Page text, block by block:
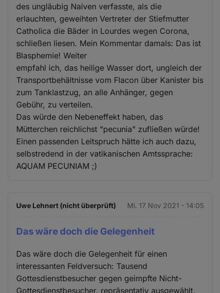
des ungläubig Naiven verfasste, als die
erlauchten, geweihten Vertreter der Stiefmutter
Catholica die Bäder in Lourdes wegen Corona,
schließen liesen. Mein Kommentar damals: Das ist
Blasphemie! Weiter
empfahl ich, das heilige Wasser dort, ungleich der
Transportbehältnisse vom Flacon über Kanister bis
zum Tanklastzug, an alle Anhänger, gegen
Gebühr, zu verteilen.
Das würde den Nebeneffekt haben, das
Mütterchen reichlichst "pecunia" zufließen würde!
Einen passenden Leitspruch hätte ich auch dazu,
selbstredend in der vatikanischen Amtssprache:
AQUAM PECUNIAM ;)
Uwe Lehnert (nicht überprüft) Mi. 17 Nov 2021 - 14:05
Das wäre doch die Gelegenheit
Das wäre doch die Gelegenheit für einen
interessanten Feldversuch: Tausend
Gottesdienstbesucher gegen geimpfte Nicht-
Gottesdienstbesucher, repräsentativ ausgewählt.